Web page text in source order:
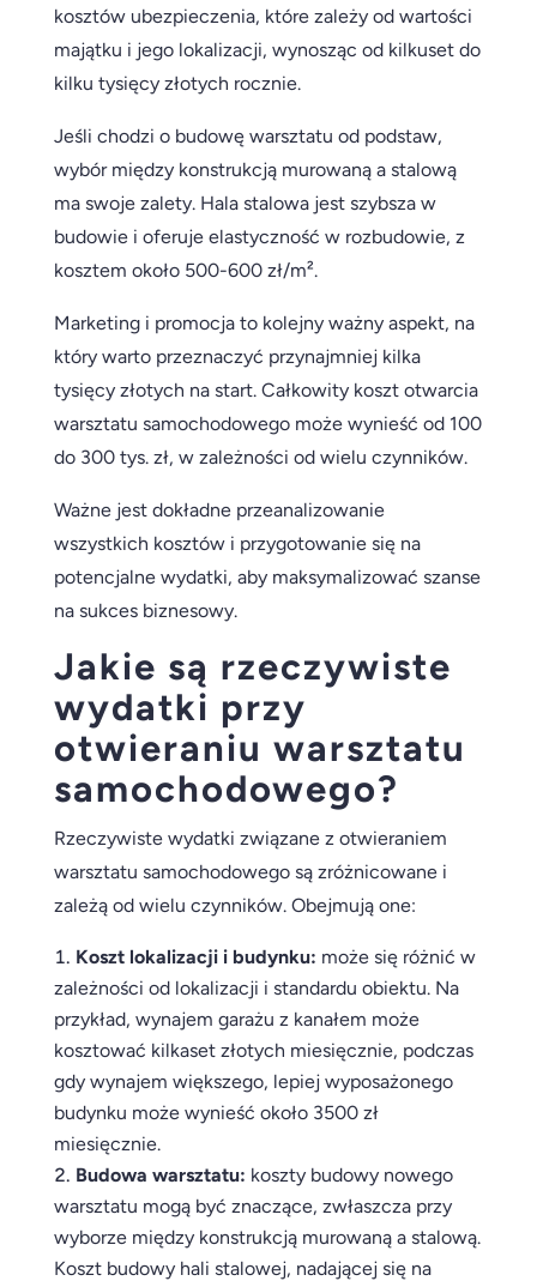
kosztów ubezpieczenia, które zależy od wartości
majątku i jego lokalizacji, wynosząc od kilkuset do
kilku tysięcy złotych rocznie.
Jeśli chodzi o budowę warsztatu od podstaw,
wybór między konstrukcją murowaną a stalową
ma swoje zalety. Hala stalowa jest szybsza w
budowie i oferuje elastyczność w rozbudowie, z
kosztem około 500-600 zł/m².
Marketing i promocja to kolejny ważny aspekt, na
który warto przeznaczyć przynajmniej kilka
tysięcy złotych na start. Całkowity koszt otwarcia
warsztatu samochodowego może wynieść od 100
do 300 tys. zł, w zależności od wielu czynników.
Ważne jest dokładne przeanalizowanie
wszystkich kosztów i przygotowanie się na
potencjalne wydatki, aby maksymalizować szanse
na sukces biznesowy.
Jakie są rzeczywiste
wydatki przy
otwieraniu warsztatu
samochodowego?
Rzeczywiste wydatki związane z otwieraniem
warsztatu samochodowego są zróżnicowane i
zależą od wielu czynników. Obejmują one:
Koszt lokalizacji i budynku: może się różnić w
zależności od lokalizacji i standardu obiektu. Na
przykład, wynajem garażu z kanałem może
kosztować kilkaset złotych miesięcznie, podczas
gdy wynajem większego, lepiej wyposażonego
budynku może wynieść około 3500 zł
miesięcznie.
Budowa warsztatu: koszty budowy nowego
warsztatu mogą być znaczące, zwłaszcza przy
wyborze między konstrukcją murowaną a stalową.
Koszt budowy hali stalowej, nadającej się na